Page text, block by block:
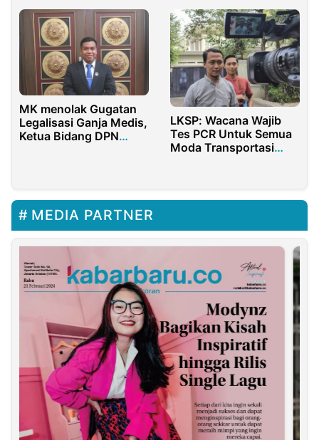
MK menolak Gugatan
Legalisasi Ganja Medis,
Ketua Bidang DPN
LKSP: Wacana Wajib
Tes PCR Untuk Semua
Moda Transportasi
MEDIA PARTNER